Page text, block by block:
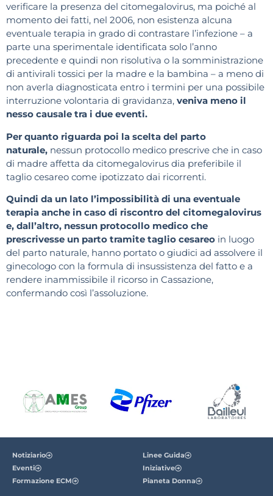
verificare la presenza del citomegalovirus, ma poiché al
momento dei fatti, nel 2006, non esistenza alcuna
eventuale terapia in grado di contrastare l’infezione – a
parte una sperimentale identificata solo l’anno
precedente e quindi non risolutiva o la somministrazione
di antivirali tossici per la madre e la bambina – a meno di
non averla diagnosticata entro i termini per una possibile
interruzione volontaria di gravidanza, veniva meno il
nesso causale tra i due eventi.
Per quanto riguarda poi la scelta del parto
naturale, nessun protocollo medico prescrive che in caso
di madre affetta da citomegalovirus dia preferibile il
taglio cesareo come ipotizzato dai ricorrenti.
Quindi da un lato l’impossibilità di una eventuale
terapia anche in caso di riscontro del citomegalovirus
e, dall’altro, nessun protocollo medico che
prescrivesse un parto tramite taglio cesareo in luogo
del parto naturale, hanno portato o giudici ad assolvere il
ginecologo con la formula di insussistenza del fatto e a
rendere inammissibile il ricorso in Cassazione,
confermando così l’assoluzione.
Notiziario
Eventi
Formazione ECM
Linee Guida
Iniziative
Pianeta Donna